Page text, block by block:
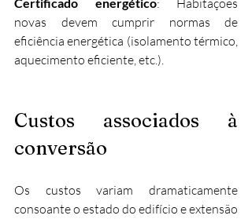
: Habitações
novas devem cumprir normas de
eficiência energética (isolamento térmico,
aquecimento eficiente, etc.).
Custos associados à
conversão
Os custos variam dramaticamente
consoante o estado do edifício e extensão